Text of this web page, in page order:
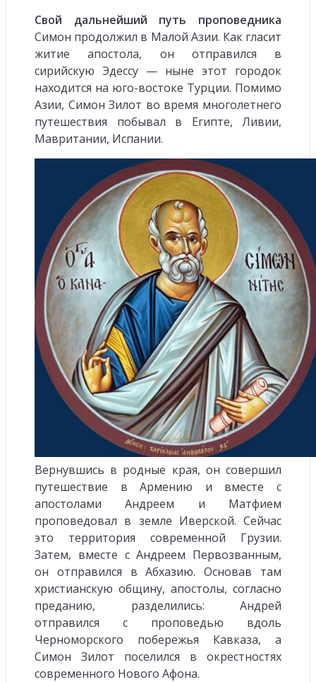
Свой дальнейший путь проповедника
Симон продолжил в Малой Азии. Как гласит
житие апостола, он отправился в
сирийскую Эдессу — ныне этот городок
находится на юго-востоке Турции. Помимо
Азии, Симон Зилот во время многолетнего
путешествия побывал в Египте, Ливии,
Мавритании, Испании.
Вернувшись в родные края, он совершил
путешествие в Армению и вместе с
апостолами Андреем и Матфием
проповедовал в земле Иверской. Сейчас
это территория современной Грузии.
Затем, вместе с Андреем Первозванным,
он отправился в Абхазию. Основав там
христианскую общину, апостолы, согласно
преданию, разделились: Андрей
отправился с проповедью вдоль
Черноморского побережья Кавказа, а
Симон Зилот поселился в окрестностях
современного Нового Афона.